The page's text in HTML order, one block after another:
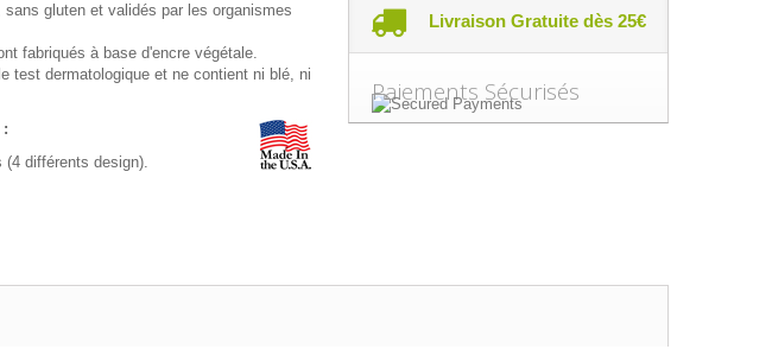
sans gluten et validés par les organismes
fabriqués à base d'encre végétale.
test dermatologique et ne contient ni blé, ni
:
(4 différents design).
Livraison Gratuite dès 25€
Paiements Sécurisés